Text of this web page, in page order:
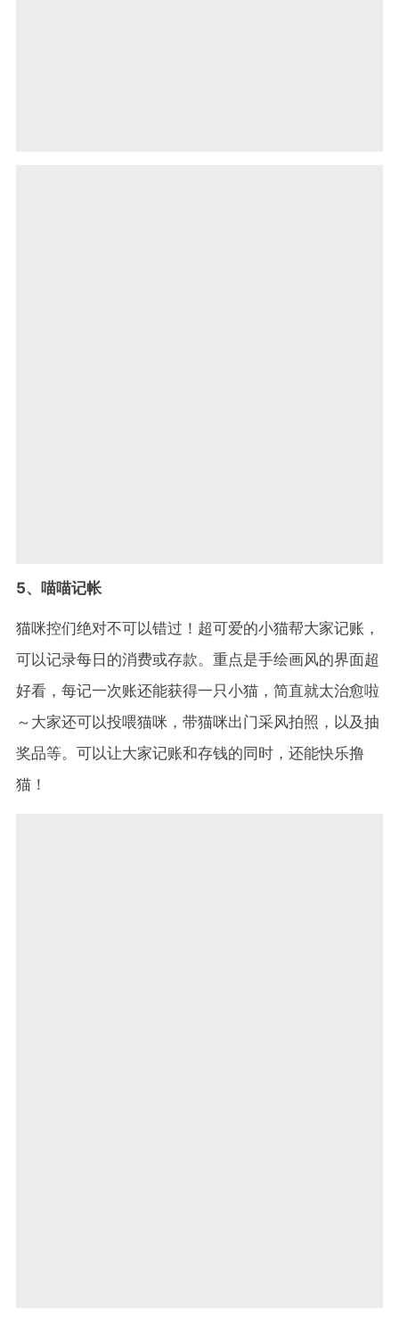
5、喵喵记帐
猫咪控们绝对不可以错过！超可爱的小猫帮大家记账，
可以记录每日的消费或存款。重点是手绘画风的界面超
好看，每记一次账还能获得一只小猫，简直就太治愈啦
～大家还可以投喂猫咪，带猫咪出门采风拍照，以及抽
奖品等。可以让大家记账和存钱的同时，还能快乐撸
猫！